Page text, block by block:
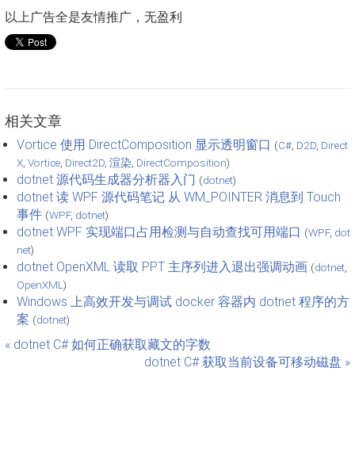
以上广告全是友情推广，无盈利
相关文章
Vortice 使用 DirectComposition 显示透明窗口 (C# D2D Direct
X Vortice Direct2D 渲染 DirectComposition)
dotnet 源代码生成器分析器入门 (dotnet)
dotnet 读 WPF 源代码笔记 从 WM_POINTER 消息到 Touch
事件 (WPF, dotnet)
dotnet WPF 实现端口占用检测与自动查找可用端口 (WPF, dot
net)
dotnet OpenXML 读取 PPT 主序列进入退出强调动画 (dotnet
OpenXML )
Windows 上高效开发与调试 docker 容器内 dotnet 程序的方
案 (dotnet)
« dotnet C# 如何正确获取藏文的字数
dotnet C# 获取当前设备可移动磁盘 »